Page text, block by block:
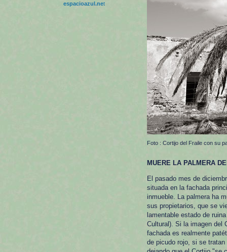
espacioazul.net
Foto : Cortijo del Fraile con su
MUERE LA PALMERA
El pasado mes de
situada en la fachada
inmueble. La palmera ha
sus propietarios, que se
lamentable estado de
Cultural). Si la imagen del
fachada es realmente
de picudo rojo, si se